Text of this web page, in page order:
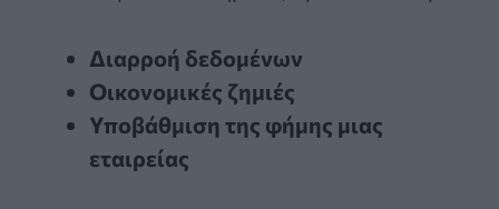
Διαρροή δεδομένων
Οικονομικές ζημιές
Υποβάθμιση της φήμης μιας
εταιρείας